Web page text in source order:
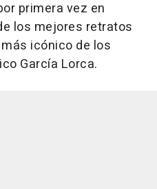
primera vez en
los mejores retratos
icónico de los
García Lorca.